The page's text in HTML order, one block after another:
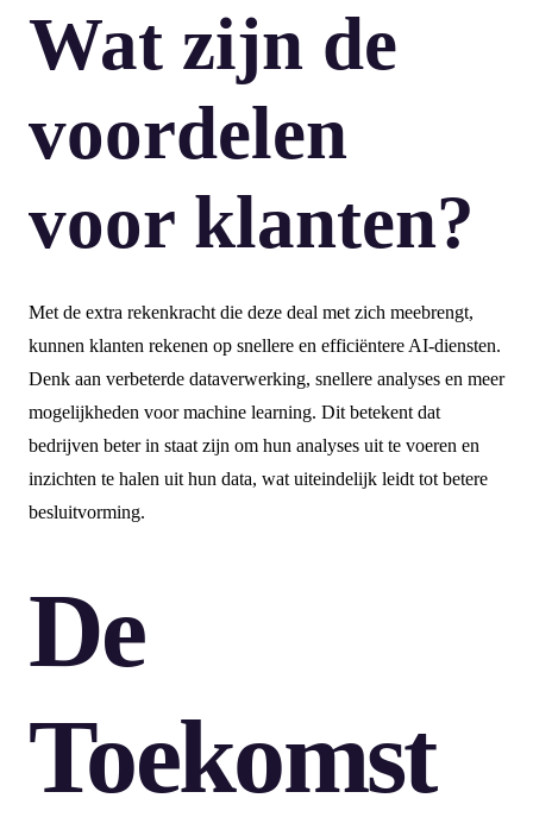
Wat zijn de
voordelen
voor klanten?
Met de extra rekenkracht die deze deal met zich meebrengt,
kunnen klanten rekenen op snellere en efficiëntere AI-diensten.
Denk aan verbeterde dataverwerking, snellere analyses en meer
mogelijkheden voor machine learning. Dit betekent dat
bedrijven beter in staat zijn om hun analyses uit te voeren en
inzichten te halen uit hun data, wat uiteindelijk leidt tot betere
besluitvorming.
De
Toekomst